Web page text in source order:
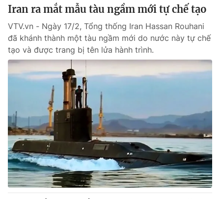
Iran ra mắt mẫu tàu ngầm mới tự chế tạo
VTV.vn - Ngày 17/2, Tổng thống Iran Hassan Rouhani
đã khánh thành một tàu ngầm mới do nước này tự chế
tạo và được trang bị tên lửa hành trình.